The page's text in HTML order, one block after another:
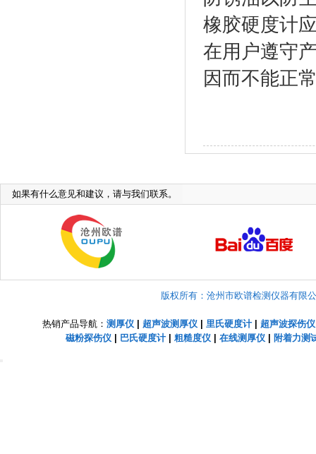
橡胶硬度计
在用户遵守
因而不能正
如果有什么意见和建议，请与我们联系。
版权所有：沧州市欧谱检测仪器有限
热销产品导航： 测厚仪 超声波测厚仪 里氏硬度计| 超声波探伤仪
磁粉探伤仪| 巴氏硬度计| 粗糙度仪| 在线测厚仪| 附着力测